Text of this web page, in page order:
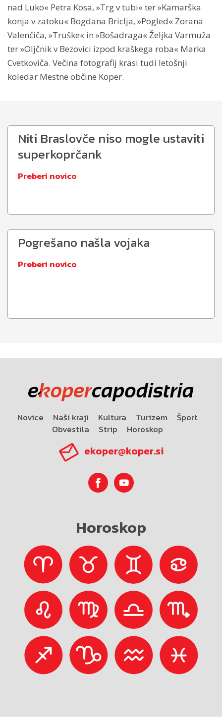
nad Luko« Petra Kosa, »Trg v tubi« ter »Kamarška
konja v zatoku« Bogdana Briclja, »Pogled« Zorana
Valenčiča, »Truške« in »Bošadraga« Željka Varmuža
ter »Oljčnik v Bezovici izpod kraškega roba« Marka
Cvetkoviča. Večina fotografij krasi tudi letošnji
koledar Mestne občine Koper.
Niti Braslovče niso mogle ustaviti
superkoprčank
Preberi novico
Pogrešano našla vojaka
Preberi novico
Novice Naši kraji Kultura Turizem
Šport
Obvestila
Strip Horoskop
ekoper@koper.si
Horoskop